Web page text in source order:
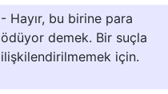
- Hayır, bu birine para
ödüyor demek. Bir suçla
ilişkilendirilmemek için.